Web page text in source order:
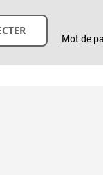
Mot de